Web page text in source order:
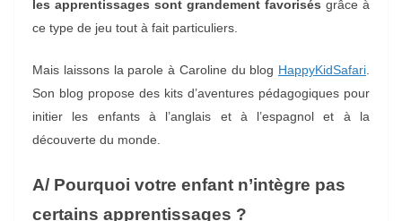
les apprentissages sont grandement favorisés grâce à
ce type de jeu tout à fait particuliers.
Mais laissons la parole à Caroline du blog HappyKidSafari.
Son blog propose des kits d’aventures pédagogiques pour
initier les enfants à l’anglais et à l’espagnol et à la
découverte du monde.
A/ Pourquoi votre enfant n’intègre pas
certains apprentissages ?